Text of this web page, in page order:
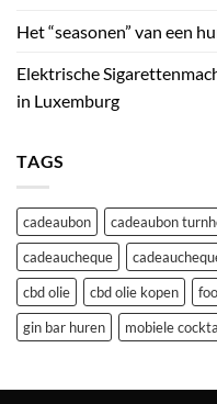
Het “seasonen” van een
Elektrische
in Luxemburg
TAGS
cadeaubon cadeaubon
cadeaucheque
cbd olie
cbd olie kopen
gin bar huren
mobiele